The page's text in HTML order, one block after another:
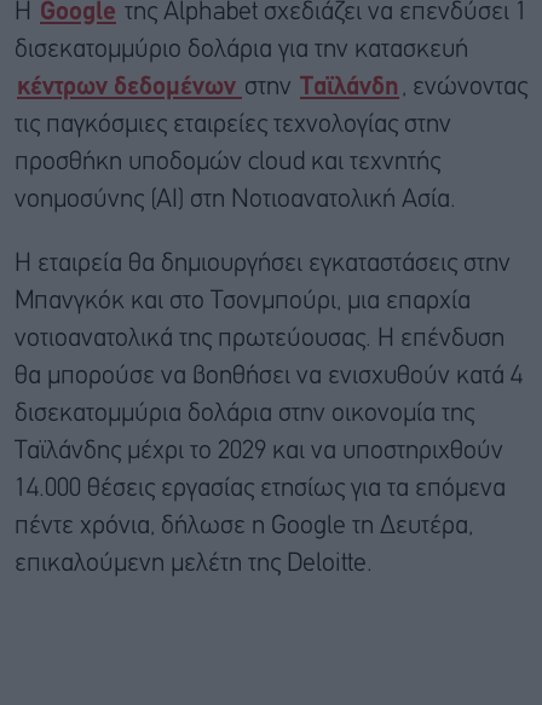
Η Google της Alphabet σχεδιάζει να επενδύσει 1
δισεκατομμύριο δολάρια για την κατασκευή
κέντρων δεδομένων στην Ταϊλάνδη , ενώνοντας
τις παγκόσμιες εταιρείες τεχνολογίας στην
προσθήκη υποδομών cloud και τεχνητής
νοημοσύνης (AI) στη Νοτιοανατολική Ασία.
Η εταιρεία θα δημιουργήσει εγκαταστάσεις στην
Μπανγκόκ και στο Τσονμπούρι, μια επαρχία
νοτιοανατολικά της πρωτεύουσας. Η επένδυση
θα μπορούσε να βοηθήσει να ενισχυθούν κατά 4
δισεκατομμύρια δολάρια στην οικονομία της
Ταϊλάνδης μέχρι το 2029 και να υποστηριχθούν
14.000 θέσεις εργασίας ετησίως για τα επόμενα
πέντε χρόνια, δήλωσε η Google τη Δευτέρα,
επικαλούμενη μελέτη της Deloitte.